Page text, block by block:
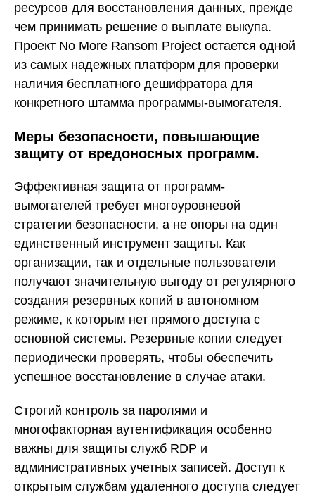
ресурсов для восстановления данных, прежде
чем принимать решение о выплате выкупа.
Проект No More Ransom Project остается одной
из самых надежных платформ для проверки
наличия бесплатного дешифратора для
конкретного штамма программы-вымогателя.
Меры безопасности, повышающие
защиту от вредоносных программ.
Эффективная защита от программ-
вымогателей требует многоуровневой
стратегии безопасности, а не опоры на один
единственный инструмент защиты. Как
организации, так и отдельные пользователи
получают значительную выгоду от регулярного
создания резервных копий в автономном
режиме, к которым нет прямого доступа с
основной системы. Резервные копии следует
периодически проверять, чтобы обеспечить
успешное восстановление в случае атаки.
Строгий контроль за паролями и
многофакторная аутентификация особенно
важны для защиты служб RDP и
административных учетных записей. Доступ к
открытым службам удаленного доступа следует